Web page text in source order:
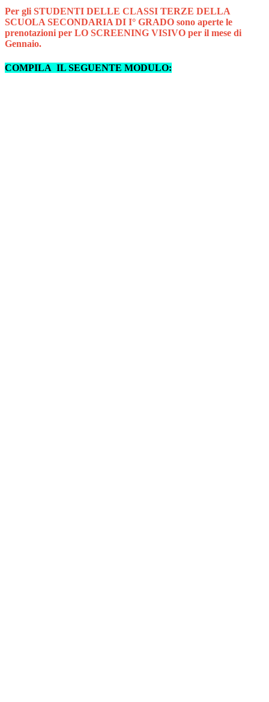
Per gli STUDENTI DELLE CLASSI TERZE DELLA
SCUOLA SECONDARIA DI I° GRADO sono aperte le
prenotazioni per LO SCREENING VISIVO per il mese di
Gennaio.
COMPILA IL SEGUENTE MODULO: